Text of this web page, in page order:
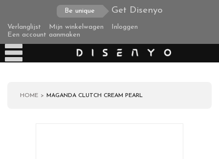
Be unique Get Disenyo
Verlanglijst Mijn winkelwagen
Inloggen
Een account aanmaken
HOME MAGANDA CLUTCH CREAM PEARL